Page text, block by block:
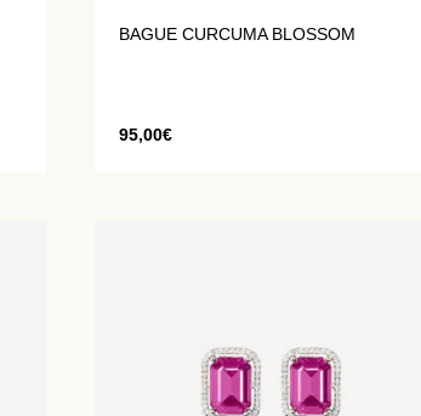
BAGUE CURCUMA BLOSSOM
95,00€